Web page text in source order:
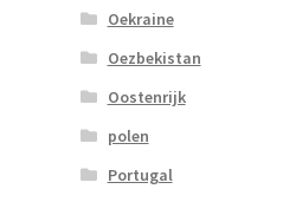
Oekraine
Oezbekistan
Oostenrijk
polen
Portugal